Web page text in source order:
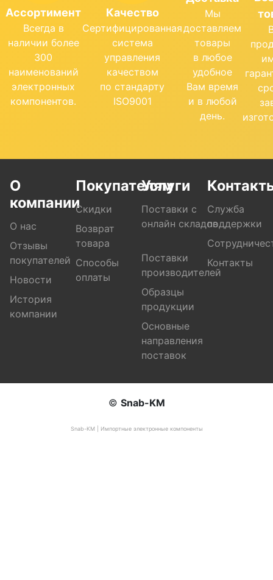
Ассортимент
Всегда в
наличии более
300
наименований
электронных
компонентов.
Качество
Сертифицированная
система
управления
качеством
по стандарту
ISO9001
Мы
доставляем
товары
в любое
удобное
Вам время
и в любой
день.
О
компании
О нас
Отзывы
покупателей
Новости
История
компании
Покупателям
Скидки
Возврат
товара
Способы
оплаты
Услуги
Поставки с
онлайн складов
Поставки
производителей
Образцы
продукции
Основные
направления
поставок
Служба
поддержки
Контакты
© Snab-KM
Snab-KM | Импортные электронные компоненты